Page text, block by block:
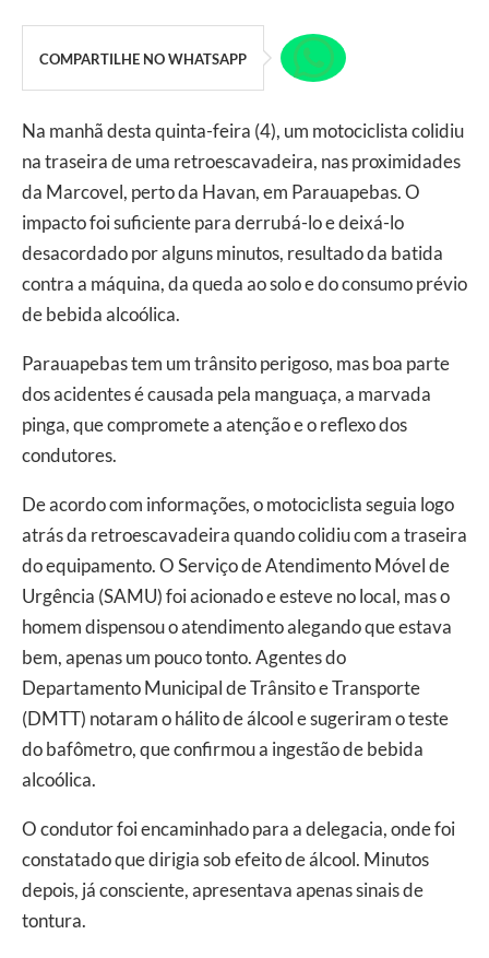
COMPARTILHE NO WHATSAPP
Na manhã desta quinta-feira (4), um motociclista colidiu
na traseira de uma retroescavadeira, nas proximidades
da Marcovel, perto da Havan, em Parauapebas. O
impacto foi suficiente para derrubá-lo e deixá-lo
desacordado por alguns minutos, resultado da batida
contra a máquina, da queda ao solo e do consumo prévio
de bebida alcoólica.
Parauapebas tem um trânsito perigoso, mas boa parte
dos acidentes é causada pela manguaça, a marvada
pinga, que compromete a atenção e o reflexo dos
condutores.
De acordo com informações, o motociclista seguia logo
atrás da retroescavadeira quando colidiu com a traseira
do equipamento. O Serviço de Atendimento Móvel de
Urgência (SAMU) foi acionado e esteve no local, mas o
homem dispensou o atendimento alegando que estava
bem, apenas um pouco tonto. Agentes do
Departamento Municipal de Trânsito e Transporte
(DMTT) notaram o hálito de álcool e sugeriram o teste
do bafômetro, que confirmou a ingestão de bebida
alcoólica.
O condutor foi encaminhado para a delegacia, onde foi
constatado que dirigia sob efeito de álcool. Minutos
depois, já consciente, apresentava apenas sinais de
tontura.